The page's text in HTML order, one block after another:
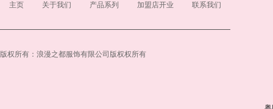
主页 关于我们 产品系列 加盟店开业 联系我们
版权所有：浪漫之都服饰有限公司版权权所有